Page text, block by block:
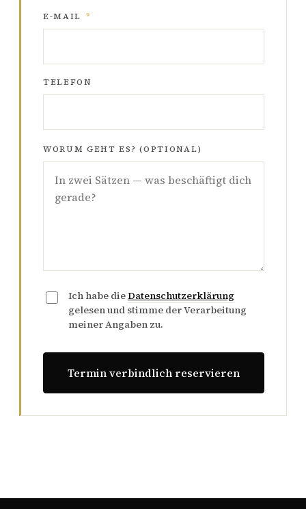
E-MAIL *
TELEFON
WORUM GEHT ES? (OPTIONAL)
Ich habe dieDatenschutzerklärung
gelesen und stimme der Verarbeitung
meiner Angaben zu.
Termin verbindlich reservieren